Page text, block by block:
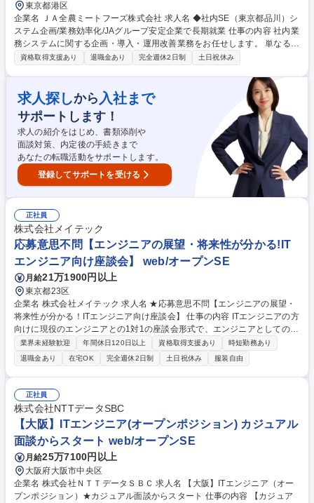
東京都港区
企業名 ＪＡ全農ミートフーズ株式会社 求人名 ◆社内SE（東京都品川）シ
ステム企画/業務効率化/JAグループ安定企業で長期就業 仕事の内容 社内業
務システムに関する企画・導入・運用改善業務をお任せします。 単なるシ
ステム運用ではなく、現場部門と連携しながら業務課題を整理し、要件定
理解し、課題を見つけ、関係部門を巻き込みながら改善を実現することが
ミッションです。 【詳細】■各部門へのヒアリングによる業務課題の把握
■業務フローの分析および改善提案■システム導入・改修に伴う要件整理、
要件定義■ベンダーとの折衝・進捗管理■システムテストおよび受入検証■
社内ユーザー向け操作教育・定着支援■マニュアル作成■システム運用・改
善活動■DX推進に向けた新技術の検討・活用 募集職種 ◆社内SE（東京都
品川）システム企画/業務効率化/JAグループ安定企業で長期就業
資格取得支援あり 退職金あり 完全週休2日制 土日祝休み
求人探しから 入社まで
サポートします！
求人の紹介をはじめ、書類添削や
面談対策、内定後の手続きまで
あなたの転職活動をサポートします。
登録してサポートを受ける
正社員
株式会社メイテック
応募意思不問【エンジニアの展望・将来性が分かる!IT
エンジニア向け座談会】 web/オープンSE
月給21万1900円以上
東京都23区
企業名 株式会社メイテック 求人名 ★応募意思不問【エンジニアの展望・
将来性が分かる！ITエンジニア向け座談会】 仕事の内容 ITエンジニアの方
向けに現役のエンジニアとの1対1の座談会形式で、エンジニアとしての展
望や将来性についてなどのご相談を承ります。1300社以上のメーカーの
設計開発部門とつながりのあるメイテック グループで1974年の創業以来
培われたエンジニアのキャリアアップを支 援するノウハウを活かしたプロ
グラムです。現在当社で活躍するエンジニアが「メーカーと派遣の違い
は？」「他の技術派遣企業との違い」「給与や評価制度」など生の声をお
届けします。【参加者の声】「エンジニアとしてのやりがいや面白さを再
確認できた」「技術派遣企業に対する疑問がクリアになった」「現役エン
ジニアの生の声を聞けたことで安心した」 募集職種 ★応募意思不問【エ
ンジニアの展望・将来性が分かる！ITエンジニア向け座談会】
業界未経験歓迎 年間休日120日以上 資格取得支援あり
時短勤務あり
退職金あり
在宅OK 完全週休2日制 土日祝休み 服装自由
正社員
株式会社NTTデータSBC
【大阪】ITエンジニア(オープンポジション) カジュアル
面談からスタート web/オープンSE
月給25万7100円以上
大阪府大阪市中央区
企業名 株式会社ＮＴＴデータＳＢＣ 求人名 【大阪】ITエンジニア（オー
プンポジション）★カジュアル面談からスタート 仕事の内容 【カジュア